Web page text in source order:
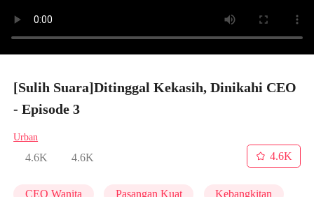
[Sulih Suara]Ditinggal Kekasih, Dinikahi CEO
- Episode 3
Urban
4.6K 4.6K
4.6K
CEO Wanita Pasangan Kuat Kebangkitan